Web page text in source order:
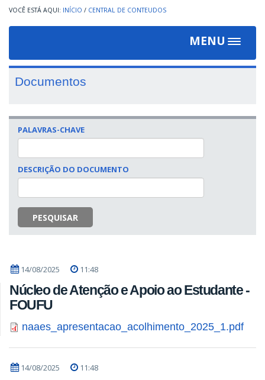
INÍCIO / CENTRAL DE CONTEUDOS
MENU
Toggle
Documentos
PALAVRAS-CHAVE
DESCRIÇÃO DO DOCUMENTO
PESQUISAR
14/08/2025 11:48
Núcleo de Atenção e Apoio ao Estudante -
FOUFU
naaes_apresentacao_acolhimento_2025_1.pdf
14/08/2025 11:48